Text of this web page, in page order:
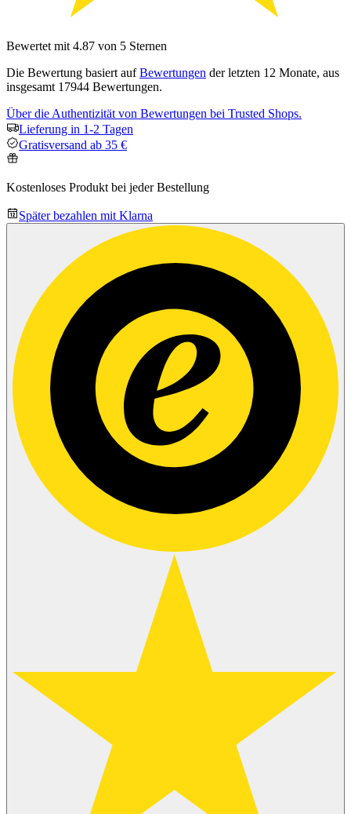
Bewertet mit 4.87 von 5 Sternen
Die Bewertung basiert aufBewertungen der letzten 12 Monate, aus
insgesamt 17944 Bewertungen.
Über die Authentizität von Bewertungen bei Trusted Shops.
Lieferung in 1-2 Tagen
Gratisversand ab 35 €
Kostenloses Produkt bei jeder Bestellung
Später bezahlen mit Klarna